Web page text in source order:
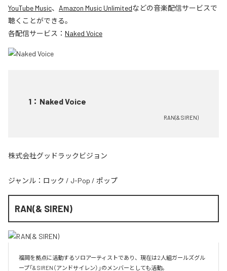
YouTube Music、 Amazon Music Unlimitedなどの音楽配信サービスで
聴くことができる。
各配信サービス： Naked Voice
1 ： Naked Voice
RAN(& SIREN)
株式会社グッドラックビジョン
ジャンル： ロック / J-Pop / ポップ
RAN(& SIREN)
福岡を拠点に活動するソロアーティストであり、現在は2人組ガールズグル
ープ「& SIREN（アンドサイレン）」のメンバーとしても活動。